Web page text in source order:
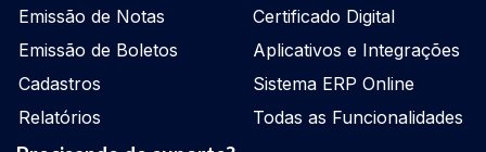
Emissão de Notas
Emissão de Boletos
Cadastros
Relatórios
Certificado Digital
Aplicativos e Integrações
Sistema ERP Online
Todas as Funcionalidades